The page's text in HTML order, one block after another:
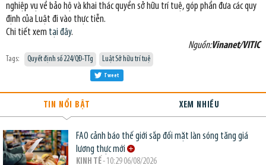
nghiệp vụ về bảo hộ và khai thác quyền sở hữu trí tuệ, góp phần đưa các quy
định của Luật đi vào thực tiễn.
Chi tiết xem tại đây.
Nguồn:Vinanet/VITIC
Tags: Quyết định số 224/QĐ-TTg Luật Sở hữu trí tuệ
Tweet
TIN NỔI BẬT XEM NHIỀU
FAO cảnh báo thế giới sắp đối mặt làn sóng tăng giá
lương thực mới
KINH TẾ- 10:29 06/08/2026